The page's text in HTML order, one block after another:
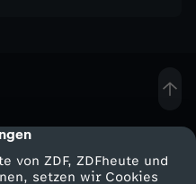
von ZDF, ZDFheute und
setzen wir Cookies